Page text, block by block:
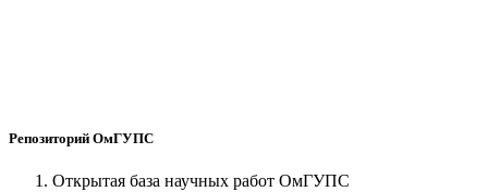
Репозиторий ОмГУПС
Открытая база научных работ ОмГУПС